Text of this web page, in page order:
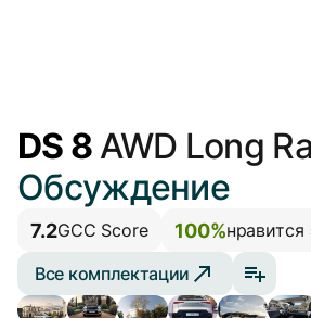
DS 8 AWD Long
Обсуждение
7.2GCC Score 100%нравится
Все комплектации